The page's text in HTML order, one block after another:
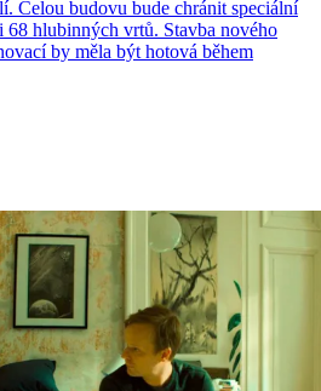
Celou budovu bude chránit speciální
68 hlubinných vrtů. Stavba nového
by měla být hotová během